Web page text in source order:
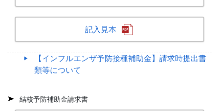
記入見本
【インフルエンザ予防接種補助金】請求時提出書
類等について
結核予防補助金請求書